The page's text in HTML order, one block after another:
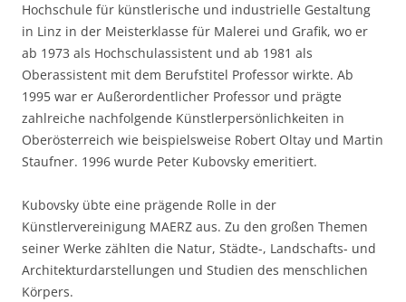
Hochschule für künstlerische und industrielle Gestaltung
in Linz in der Meisterklasse für Malerei und Grafik, wo er
ab 1973 als Hochschulassistent und ab 1981 als
Oberassistent mit dem Berufstitel Professor wirkte. Ab
1995 war er Außerordentlicher Professor und prägte
zahlreiche nachfolgende Künstlerpersönlichkeiten in
Oberösterreich wie beispielsweise Robert Oltay und Martin
Staufner. 1996 wurde Peter Kubovsky emeritiert.
Kubovsky übte eine prägende Rolle in der
Künstlervereinigung MAERZ aus. Zu den großen Themen
seiner Werke zählten die Natur, Städte-, Landschafts- und
Architekturdarstellungen und Studien des menschlichen
Körpers.